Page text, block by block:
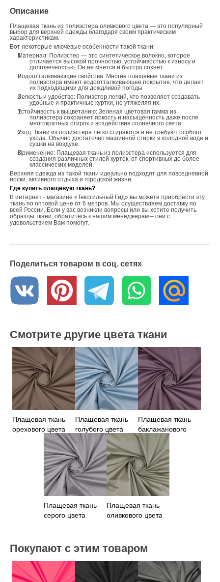
Описание
Плащевая ткань из полиэстера оливкового цвета — это популярный
выбор для верхней одежды благодаря своим практическим
характеристикам.
Вот некоторые ключевые особенности такой ткани:
Материал: Полиэстер — это синтетическое волокно, которое
отличается высокой прочностью, устойчивостью к износу и
долговечностью. Он не мнется и быстро сохнет.
Водоотталкивающие свойства: Многие плащевые ткани из
полиэстера имеют водоотталкивающее покрытие, что делает
их подходящими для дождливой погоды
Легкость и удобство: Полиэстер легкий, что позволяет создавать
удобные и практичные куртки, не утяжеляя их.
Устойчивость к выцветанию: Зеленая цветовая гамма из
полиэстера сохраняет яркость и насыщенность даже после
многократных стирок и воздействия солнечного света.
Уход: Ткани из полиэстера легко стираются и не требуют особого
ухода. Обычно достаточно машинной стирки в холодной воде и
сушки на воздухе.
Применение: Плащевая ткань из полиэстера используется для
создания различных стилей курток, от спортивных до более
классических моделей.
Верхняя одежда из такой ткани идеально подходят для повседневной
носки, активного отдыха и городской жизни.
Где купить плащевую ткань?
В интернет - магазине «Текстильный Гид» вы можете приобрести эту
ткань по оптовой цене от 6 метров. Мы осуществляем доставку по
всей России. Если у вас возникли вопросы или вы хотите получить
образцы ткани, обратитесь к нашим менеджерам – они с
удовольствием Вам помогут.
Поделиться товаром в соц. сетях
Смотрите другие цвета ткани
Плащевая ткань
орехового цвета
Плащевая ткань
голубого цвета
Плащевая ткань
баклажанового
цвета
Плащевая ткань
серого цвета
Плащевая ткань
оливкового цвета
Покупают с этим товаром